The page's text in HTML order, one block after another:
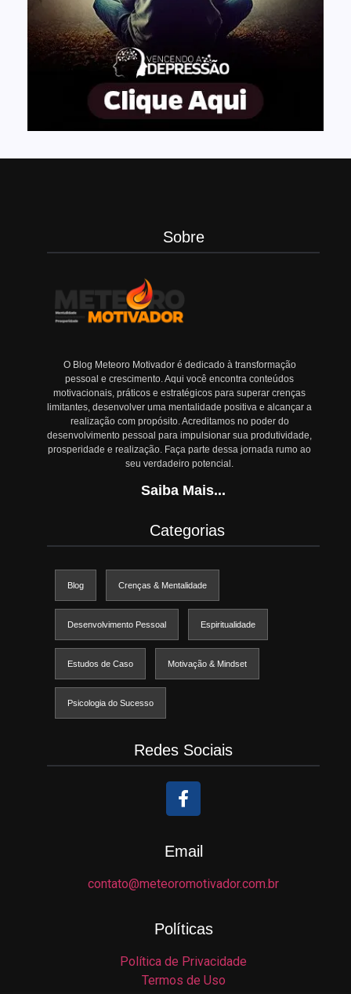
Sobre
O Blog Meteoro Motivador é dedicado à transformação
pessoal e crescimento. Aqui você encontra conteúdos
motivacionais, práticos e estratégicos para superar crenças
limitantes, desenvolver uma mentalidade positiva e alcançar a
realização com propósito. Acreditamos no poder do
desenvolvimento pessoal para impulsionar sua produtividade,
prosperidade e realização. Faça parte dessa jornada rumo ao
seu verdadeiro potencial.
Saiba Mais...
Categorias
Blog Crenças & Mentalidade
Desenvolvimento Pessoal Espiritualidade
Estudos de Caso Motivação & Mindset
Psicologia do Sucesso
Redes Sociais
Email
contato@meteoromotivador.com.br
Políticas
Política de Privacidade
Termos de Uso